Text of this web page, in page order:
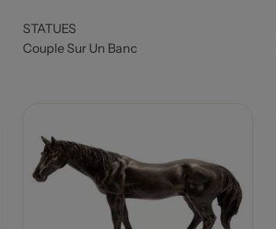
STATUES
Couple Sur Un Banc